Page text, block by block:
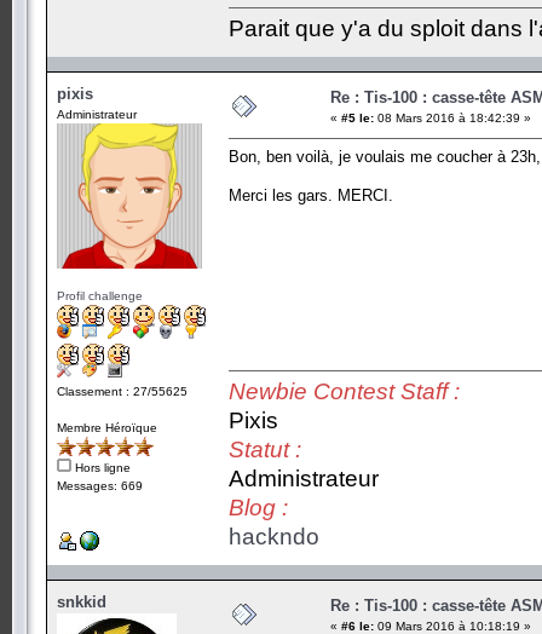
Parait que y'a du sploit dans
pixis
Administrateur
Profil challenge
Classement : 27/55625
Membre Héroïque
Hors ligne
Messages: 669
Re : Tis-100 : casse-tête
« #5 le: 08 Mars 2016 à 18:42:39 »
Bon, ben voilà, je voulais me coucher à
Merci les gars. MERCI.
Newbie Contest Staff :
Pixis
Statut :
Administrateur
Blog :
hackndo
snkkid Re : Tis-100 : casse-tête
« #6 le: 09 Mars 2016 à 10:18:19 »